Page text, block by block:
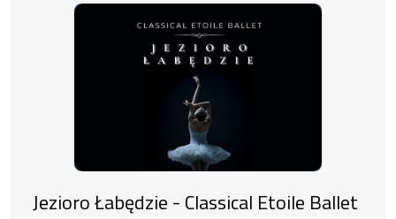
Jezioro Łabędzie - Classical Etoile Ballet